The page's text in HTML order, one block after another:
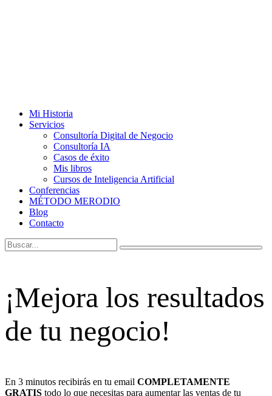
Mi Historia
Servicios
Consultoría Digital de Negocio
Consultoría IA
Casos de éxito
Mis libros
Cursos de Inteligencia Artificial
Conferencias
MÉTODO MERODIO
Blog
Contacto
¡Mejora los resultados
de tu negocio!
En 3 minutos recibirás en tu email COMPLETAMENTE
GRATIS todo lo que necesitas para aumentar las ventas de tu